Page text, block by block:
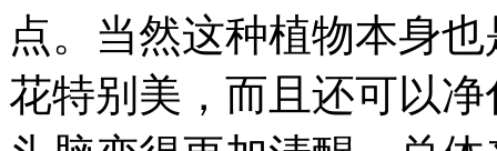
点。当然这种植物本身
花特别美，而且还可以